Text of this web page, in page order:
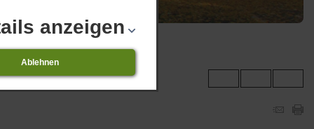
anzeigen
Ablehnen